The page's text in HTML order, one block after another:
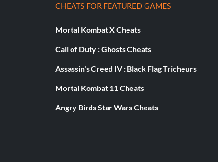
CHEATS FOR FEATURED GAMES
Mortal Kombat X Cheats
Call of Duty : Ghosts Cheats
Assassin's Creed IV : Black Flag Tricheurs
Mortal Kombat 11 Cheats
Angry Birds Star Wars Cheats